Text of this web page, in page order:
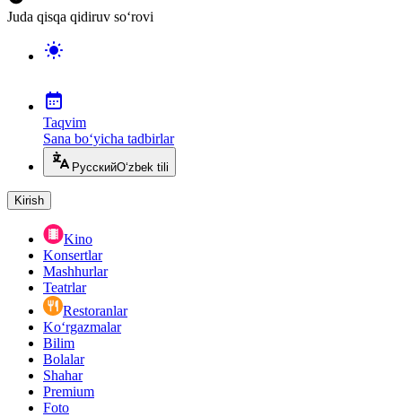
Juda qisqa qidiruv so‘rovi
Taqvim
Sana bo‘yicha tadbirlar
РусскийO‘zbek tili
Kirish
Kino
Konsertlar
Mashhurlar
Teatrlar
Restoranlar
Ko‘rgazmalar
Bilim
Bolalar
Shahar
Premium
Foto